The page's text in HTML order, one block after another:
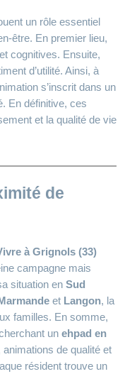
un rôle essentiel
être. En premier lieu,
cognitives. Ensuite,
d’utilité. Ainsi, à
s’inscrit dans un
En définitive, ces
et la qualité de vie
de
à Grignols (33)
campagne mais
situation en Sud
et Langon, la
familles. En somme,
un ehpad en
de qualité et
résident trouve un